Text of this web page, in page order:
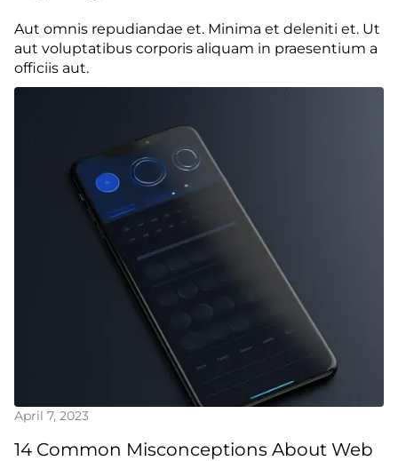
Aut omnis repudiandae et. Minima et deleniti et. Ut
aut voluptatibus corporis aliquam in praesentium a
officiis aut.
April 7, 2023
14 Common Misconceptions About Web